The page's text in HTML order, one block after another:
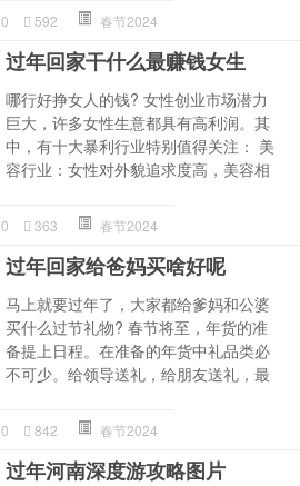
0 592 春节2024
过年回家干什么最赚钱女生
哪行好挣女人的钱? 女性创业市场潜力
巨大，许多女性生意都具有高利润。其
中，有十大暴利行业特别值得关注： 美
容行业：女性对外貌追求度高，美容相
0 363 春节2024
过年回家给爸妈买啥好呢
马上就要过年了，大家都给爹妈和公婆
买什么过节礼物? 春节将至，年货的准
备提上日程。在准备的年货中礼品类必
不可少。给领导送礼，给朋友送礼，最
0 842 春节2024
过年河南深度游攻略图片